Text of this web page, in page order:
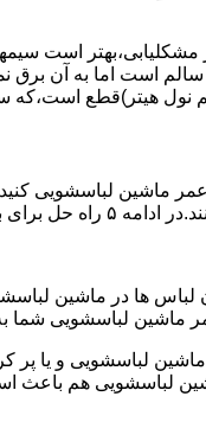
ﺳﺎﻟﻢ است اما ﺑﻪ
ﻧﻮل ﻫﯿﺘﺮ)ﻗﻄﻊ اﺳﺖ،ﮐﻪ
ماشین لباسشویی
را ذکر می کنیم.
لباس ها در
و یا پر
لباسشویی هم